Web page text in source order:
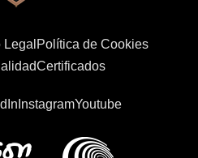
Política de Cookies
Certificados
InstagramYoutube